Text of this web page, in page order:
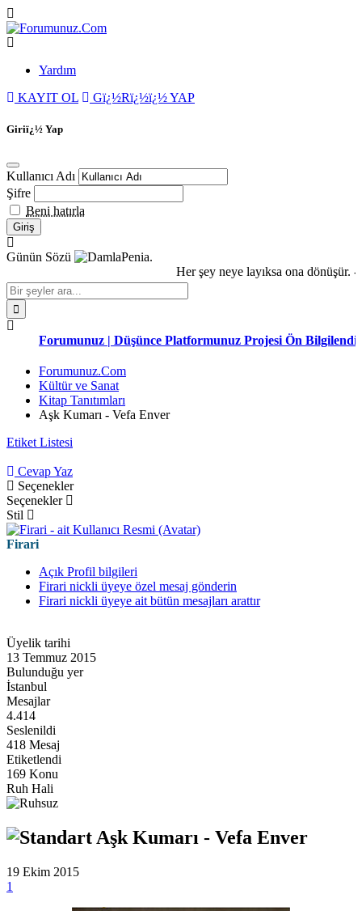
Yardım
KAYIT OL
Gï¿½Rï¿½ï¿½ YAP
Giriï¿½ Yap
Kullanıcı Adı
Şifre
Beni hatırla
Günün Sözü
Penia.
Her şey neye layıksa ona dönüşür. -
Forumunuz | Düşünce Platformunuz Projesi Ön
Forumunuz.Com
Kültür ve Sanat
Kitap Tanıtımları
Aşk Kumarı - Vefa Enver
Etiket Listesi
Cevap Yaz
Seçenekler
Seçenekler
Stil
Firari
Açık Profil bilgileri
Firari nickli üyeye özel mesaj gönderin
Firari nickli üyeye ait bütün mesajları arattır
Üyelik tarihi
13 Temmuz 2015
Bulunduğu yer
İstanbul
Mesajlar
4.414
Seslenildi
418 Mesaj
Etiketlendi
169 Konu
Ruh Hali
Aşk Kumarı - Vefa Enver
19 Ekim 2015
1